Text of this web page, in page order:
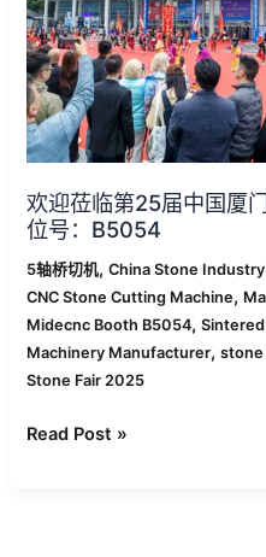
欢迎莅临第25届中国厦
位号：B5054
5轴桥切机,China Stone
CNC Stone Cutting Machine,
Midecnc Booth B5054,
Machinery Manufacturer,
Stone Fair 2025
届
中
国
厦
门
国
石
材
展，
Midecnc
展
位
号：
Read Post »